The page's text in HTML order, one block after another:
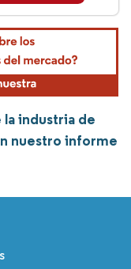
industria de
nuestro informe